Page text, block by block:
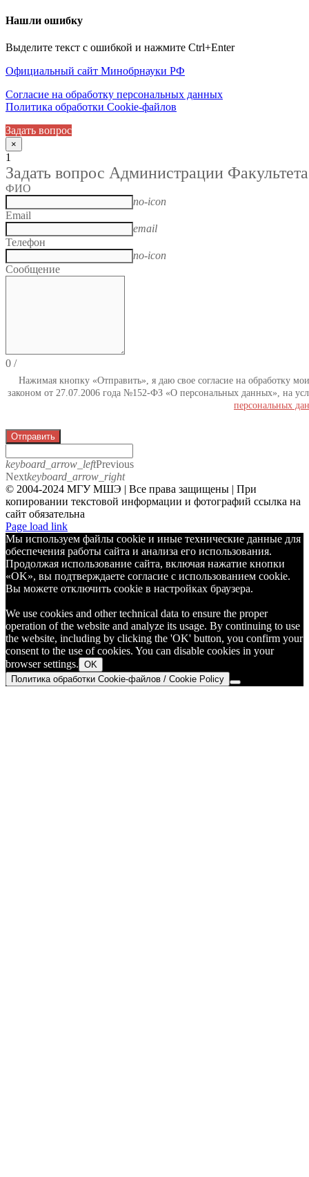
Нашли ошибку
Выделите текст с ошибкой и нажмите Ctrl+Enter
Официальный сайт Минобрнауки РФ
Согласие на обработку персональных данных
Политика обработки Cookie-файлов
Задать вопрос
×
1
Задать вопрос Администрации Факультета
ФИО
no-icon
Email
email
Телефон
no-icon
Сообщение
0 /
Нажимая кнопку «Отправить», я даю свое согласие на обработку
законом от 27.07.2006 года №152-ФЗ «О персональных данных», на
персональных
Отправить
keyboard_arrow_leftPrevious
Nextkeyboard_arrow_right
© 2004-2024 МГУ МШЭ | Все права защищены | При
копировании текстовой информации и фотографий ссылка на
сайт обязательна
Telegram
Page load link
Мы используем файлы cookie и иные технические данные для
обеспечения работы сайта и анализа его использования.
Продолжая использование сайта, включая нажатие кнопки
«OK», вы подтверждаете согласие с использованием cookie.
Вы можете отключить cookie в настройках браузера.
We use cookies and other technical data to ensure the proper
operation of the website and analyze its usage. By continuing to use
the website, including by clicking the 'OK' button, you confirm your
consent to the use of cookies. You can disable cookies in your
browser settings. OK
Политика обработки Cookie-файлов / Cookie Policy